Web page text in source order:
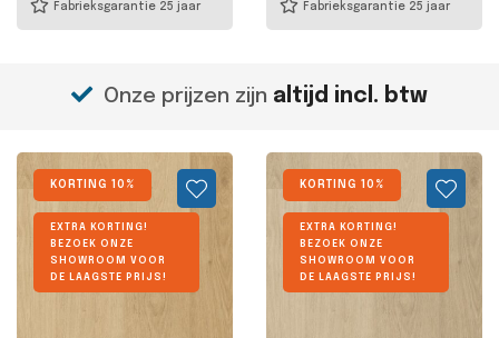
Fabrieksgarantie 25 jaar Fabrieksgarantie 25 jaar
Onze prijzen zijn altijd incl. btw
KORTING 10%
EXTRA KORTING!
BEZOEK ONZE
SHOWROOM VOOR
DE LAAGSTE PRIJS!
KORTING 10%
EXTRA KORTING!
BEZOEK ONZE
SHOWROOM VOOR
DE LAAGSTE PRIJS!